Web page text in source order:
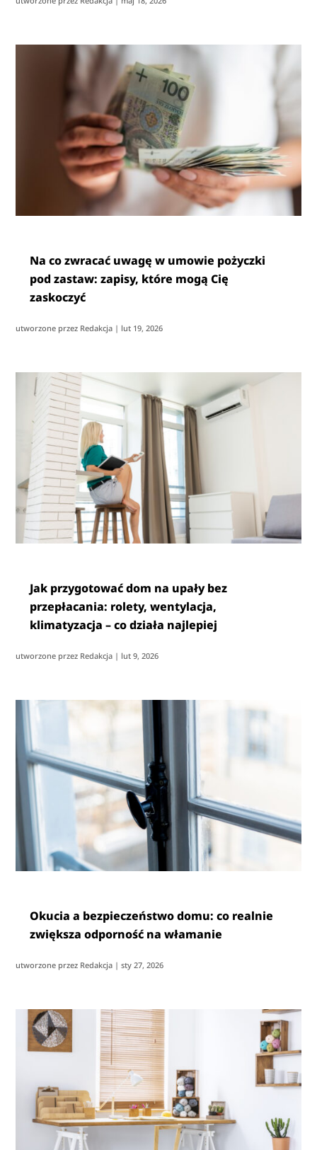
Na co zwracać uwagę w umowie pożyczki
pod zastaw: zapisy, które mogą Cię
zaskoczyć
utworzone przez Redakcja | lut 19, 2026
Jak przygotować dom na upały bez
przepłacania: rolety, wentylacja,
klimatyzacja – co działa najlepiej
utworzone przez Redakcja | lut 9, 2026
Okucia a bezpieczeństwo domu: co realnie
zwiększa odporność na włamanie
utworzone przez Redakcja |sty 27, 2026